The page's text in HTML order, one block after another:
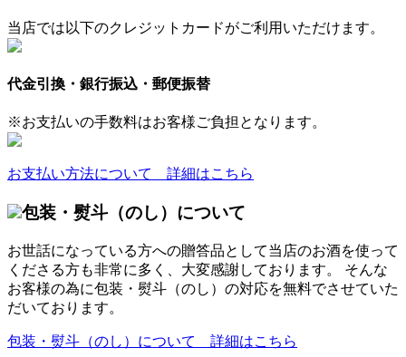
当店では以下のクレジットカードがご利用いただけます。
代金引換・銀行振込・郵便振替
※お支払いの手数料はお客様ご負担となります。
お支払い方法について 詳細はこちら
包装・熨斗（のし）について
お世話になっている方への贈答品として当店のお酒を使って
くださる方も非常に多く、大変感謝しております。 そんな
お客様の為に包装・熨斗（のし）の対応を無料でさせていた
だいております。
包装・熨斗（のし）について 詳細はこちら